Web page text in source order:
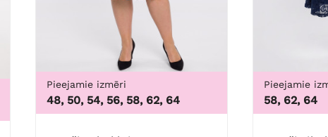
Pieejamie izmēri
48, 50, 54, 56, 58, 62, 64
Pieejamie
58, 62, 64